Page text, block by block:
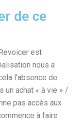
de ce
est
nous a
l’absence de
un achat « à vie » /
pas accès aux
à faire